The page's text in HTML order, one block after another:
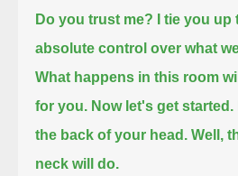
Do you trust me?
I tie you
absolute control over what
What happens in this room
for you. Now let's get started.
the back of your head. Well,
neck will do.